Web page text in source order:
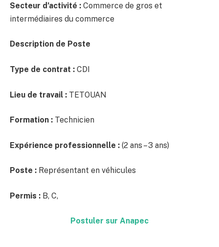
Secteur d’activité : Commerce de gros et
intermédiaires du commerce
Description de Poste
Type de contrat : CDI
Lieu de travail : TETOUAN
Formation : Technicien
Expérience professionnelle : (2 ans – 3 ans)
Poste : Représentant en véhicules
Permis : B, C,
Postuler sur Anapec